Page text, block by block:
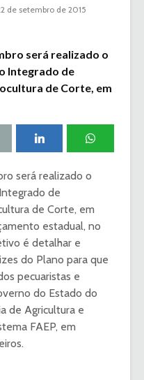
de setembro de 2015
será realizado o
Integrado de
de Corte, em
será realizado o
de
de Corte, em
estadual, no
é detalhar e
do Plano para que
pecuaristas e
do Estado do
de Agricultura e
FAEP, em